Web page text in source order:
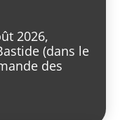
2026,
(dans le
des